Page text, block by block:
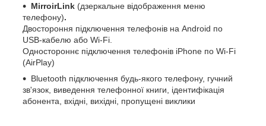
MirroirLink (дзеркальне відображення меню
телефону).
Двостороння підключення телефонів на Android по
USB-кабелю або Wi-Fi.
Одностороннє підключення телефонів iPhone по Wi-Fi
(AirPlay)
Bluetooth підключення будь-якого телефону, гучний
зв'язок, виведення телефонної книги, ідентифікація
абонента, вхідні, вихідні, пропущені виклики